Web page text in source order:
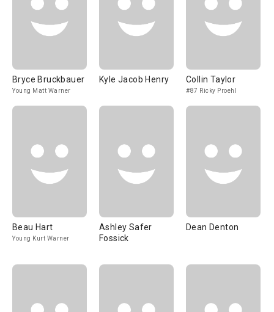
Bryce Bruckbauer
Young Matt Warner
Kyle Jacob Henry Collin Taylor
#87 Ricky Proehl
Beau Hart
Young Kurt Warner
Ashley Safer
Fossick
Dean Denton